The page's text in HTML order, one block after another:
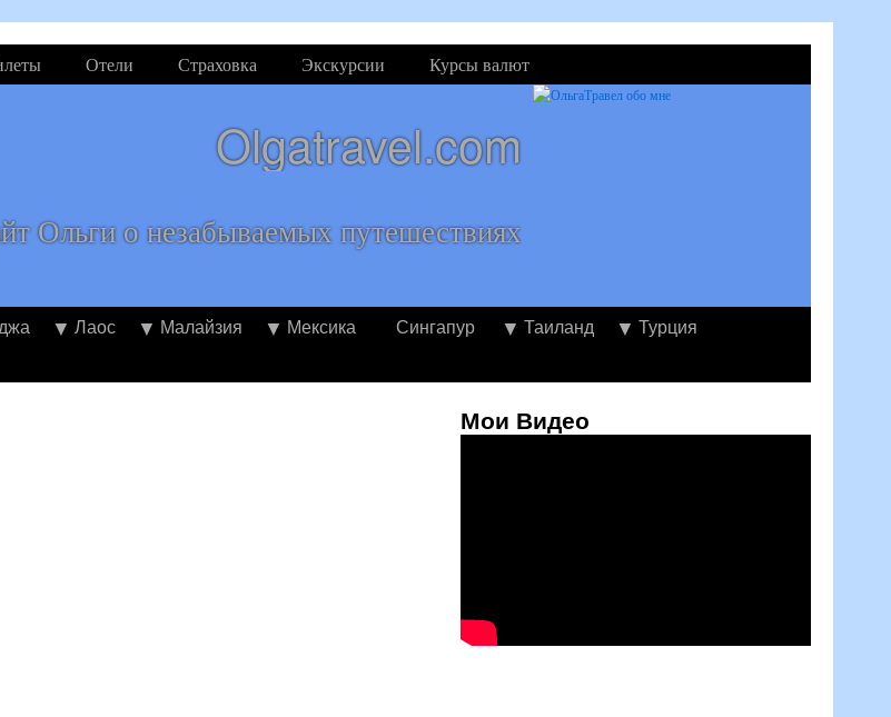
Отели Страховка Экскурсии Курсы валют
Olgatravel.com
Ольги о незабываемых путешествиях
Лаос Малайзия Мексика Сингапур Таиланд
Турция
Мои Видео